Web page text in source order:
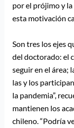
por el prójimo y
esta motivación
Son tres los ejes
del doctorado: el
seguir en el área;
las y los
la pandemia”,
mantienen los
chileno. “Podría